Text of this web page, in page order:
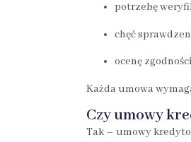
potrzebę
chęć
ocenę
Każda umowa
Czy umowy
Tak – umowy